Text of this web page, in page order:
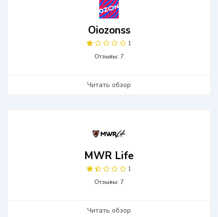
Oiozonss
1
Отзывы: 7
Читать обзор
MWR Life
1
Отзывы: 7
Читать обзор